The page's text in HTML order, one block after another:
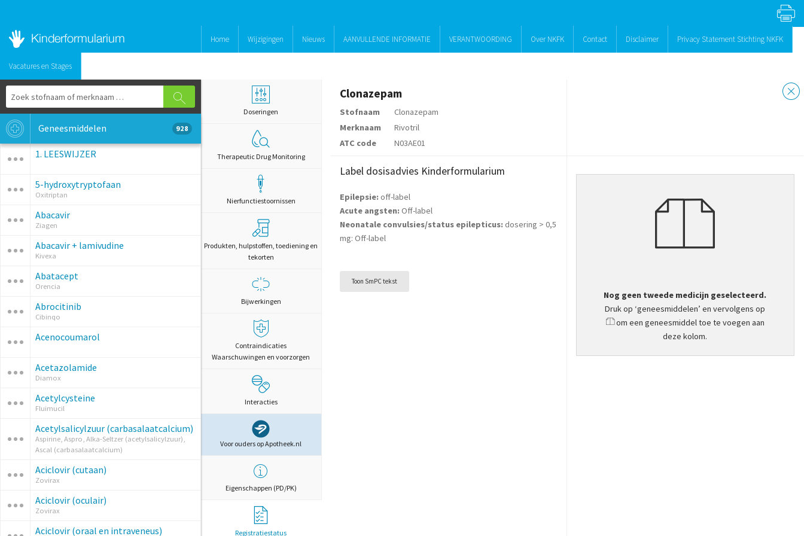
Home Wijzigingen Nieuws AANVULLENDE INFORMATIE VERANTWOORDING Over NKFK Contact Disclaimer Privacy Statement Stichting NKFK
Vacatures en Stages
Geneesmiddelen 928
1. LEESWIJZER
5-hydroxytryptofaan
Oxitriptan
Abacavir
Ziagen
Abacavir + lamivudine
Kivexa
Abatacept
Orencia
Abrocitinib
Cibinqo
Acenocoumarol
Acetazolamide
Diamox
Acetylcysteine
Fluimucil
Acetylsalicylzuur (carbasalaatcalcium)
Aspirine, Aspro, Alka-Seltzer (acetylsalicylzuur),
Ascal (carbasalaatcalcium)
Aciclovir (cutaan)
Zovirax
Aciclovir (oculair)
Zovirax
Aciclovir (oraal en intraveneus)
Doseringen
Therapeutic Drug Monitoring
Nierfunctiestoornissen
Produkten, hulpstoffen, toediening en
tekorten
Bijwerkingen
Contraindicaties
Waarschuwingen en voorzorgen
Interacties
Voor ouders op Apotheek.nl
Eigenschappen (PD/PK)
Registratiestatus
Clonazepam
Stofnaam
Clonazepam
Merknaam
Rivotril
ATC code
N03AE01
Label dosisadvies Kinderformularium
Epilepsie: off-label
Acute angsten: Off-label
Neonatale convulsies/status epilepticus: dosering > 0,5
mg: Off-label
Toon SmPC tekst
Nog geen tweede medicijn geselecteerd.
Druk op ‘geneesmiddelen’ en vervolgens op
om een geneesmiddel toe te voegen aan
deze kolom.